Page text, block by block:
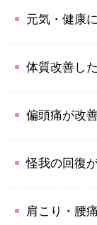
元気・健康
体質改善し
偏頭痛が改
怪我の回復
肩こり・腰